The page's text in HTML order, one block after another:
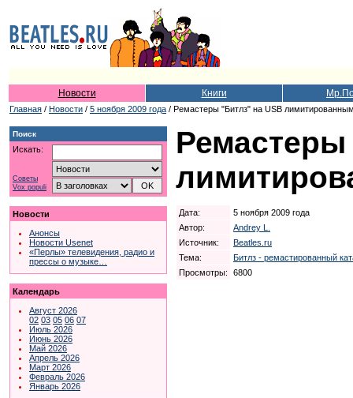
Новости Книги
Главная / Новости / 5 ноября 2009 года / Ремастеры "Битлз" на USB
Поиск
Искать:
Советы
Vox populi
Новости
Анонсы
Новости Usenet
«Перлы» телевидения, радио и
прессы о музыке…
Календарь
Август 2026
02 03 05 06 07
Июль 2026
Июнь 2026
Май 2026
Апрель 2026
Март 2026
Февраль 2026
Январь 2026
Дата:
5 ноября 2009 года
Автор:
Andrey L.
Источник:
Beatles.ru
Тема:
Битлз - ремастированный
Просмотры:
6800